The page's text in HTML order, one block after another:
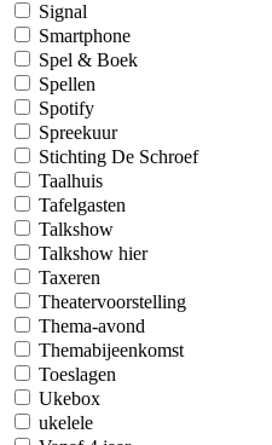
Signal
Smartphone
Spel & Boek
Spellen
Spotify
Spreekuur
Stichting De Schroef
Taalhuis
Tafelgasten
Talkshow
Talkshow hier
Taxeren
Theatervoorstelling
Thema-avond
Themabijeenkomst
Toeslagen
Ukebox
ukelele